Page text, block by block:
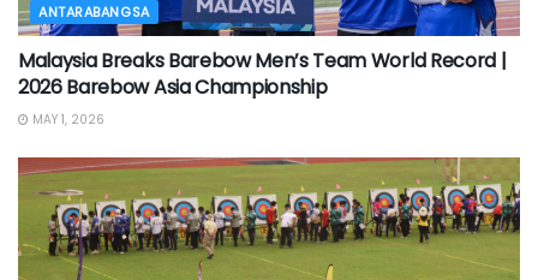
ANTARABANGSA
Malaysia Breaks Barebow Men’s Team World Record |
2026 Barebow Asia Championship
MAY 1, 2026